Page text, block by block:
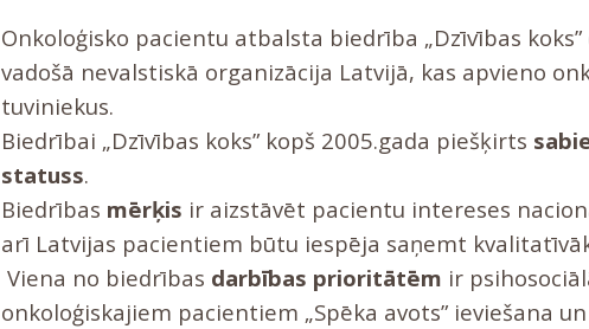
Onkoloģisko pacientu atbalsta biedrība „Dzīvības
vadošā nevalstiskā organizācija Latvijā, kas apvieno
tuviniekus.
Biedrībai „Dzīvības koks” kopš 2005.gada piešķirts
statuss.
Biedrības mērķis ir aizstāvēt pacientu intereses
arī Latvijas pacientiem būtu iespēja saņemt
Viena no biedrības darbības prioritātēm ir
onkoloģiskajiem pacientiem „Spēka avots” ieviešana